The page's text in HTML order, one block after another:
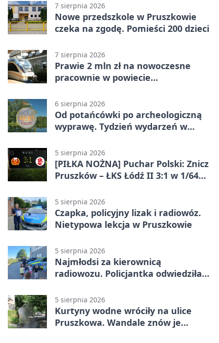
7 sierpnia 2026
Nowe przedszkole w Pruszkowie
czeka na zgodę. Pomieści 200 dzieci
7 sierpnia 2026
Prawie 2 mln zł na nowoczesne
pracownie w powiecie
6 sierpnia 2026
Od potańcówki po archeologiczną
wyprawę. Tydzień wydarzeń w
5 sierpnia 2026
[PIŁKA NOŻNA] Puchar Polski: Znicz
Pruszków – ŁKS Łódź II 3:1 w 1/64
5 sierpnia 2026
Czapka, policyjny lizak i radiowóz.
Nietypowa lekcja w Pruszkowie
5 sierpnia 2026
Najmłodsi za kierownicą
radiowozu. Policjantka odwiedziła
5 sierpnia 2026
Kurtyny wodne wróciły na ulice
Pruszkowa. Wandale znów je